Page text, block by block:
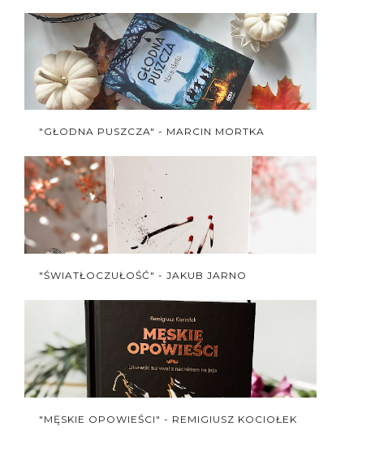
"GŁODNA PUSZCZA" - MARCIN MORTKA
"ŚWIATŁOCZUŁOŚĆ" - JAKUB JARNO
"MĘSKIE OPOWIEŚCI" - REMIGIUSZ KOCIOŁEK